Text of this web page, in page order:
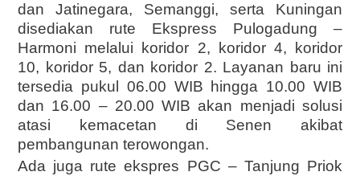
dan Jatinegara, Semanggi, serta Kuningan
disediakan rute Ekspress Pulogadung –
Harmoni melalui koridor 2, koridor 4, koridor
10, koridor 5, dan koridor 2. Layanan baru ini
tersedia pukul 06.00 WIB hingga 10.00 WIB
dan 16.00 – 20.00 WIB akan menjadi solusi
atasi kemacetan di Senen akibat
pembangunan terowongan.
Ada juga rute ekspres PGC – Tanjung Priok